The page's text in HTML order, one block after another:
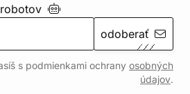
robotov
odoberať
s podmienkami ochrany osobných
údajov.